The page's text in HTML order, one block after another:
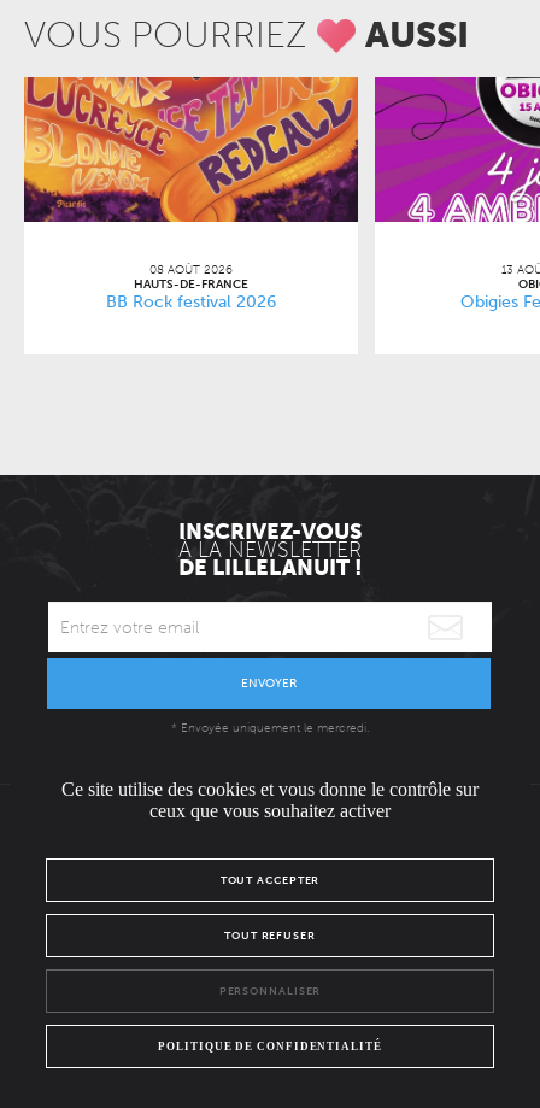
VOUS POURRIEZ AUSSI
08 AOÛT 2026
HAUTS-DE-FRANCE
BB Rock festival 2026
13
Obigies
INSCRIVEZ-VOUS
À LA NEWSLETTER
DE LILLELANUIT !
ENVOYER
* Envoyée uniquement le mercredi.
L'ÉQUIPE
POLITIQUE DE CONFIDENTIALITÉ
FacebookInstagram
Ce site utilise des cookies et vous donne le contrôle sur
ceux que vous souhaitez activer
TOUT ACCEPTER
TOUT REFUSER
PERSONNALISER
POLITIQUE DE CONFIDENTIALITÉ